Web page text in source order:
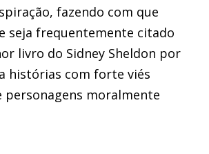
fazendo com que
seja frequentemente citado
livro do Sidney Sheldon por
histórias com forte viés
personagens moralmente